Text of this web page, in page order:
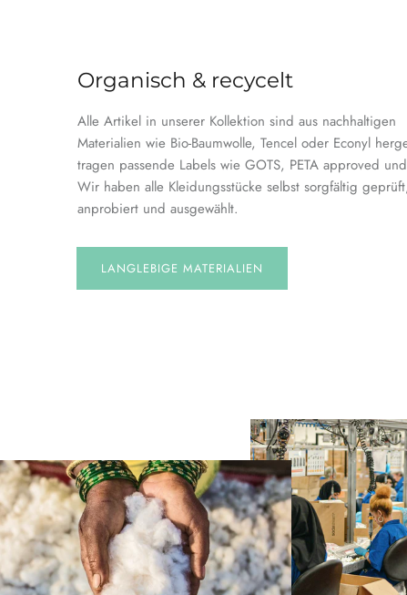
Organisch & recycelt
Alle Artikel in unserer Kollektion sind aus nachhaltigen
Materialien wie Bio-Baumwolle, Tencel oder Econyl
tragen passende Labels wie GOTS, PETA approved
Wir haben alle Kleidungsstücke selbst sorgfältig geprüft,
anprobiert und ausgewählt.
LANGLEBIGE MATERIALIEN